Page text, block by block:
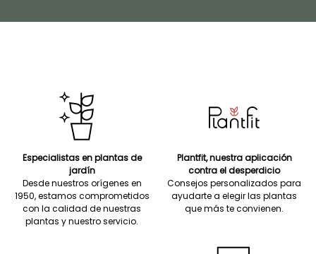
Especialistas en plantas de
jardín
Desde nuestros orígenes en
1950, estamos comprometidos
con la calidad de nuestras
plantas y nuestro servicio.
Plantfit, nuestra aplicación
contra el desperdicio
Consejos personalizados para
ayudarte a elegir las plantas
que más te convienen.